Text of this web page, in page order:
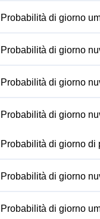
Probabilità di giorno
Probabilità di giorno
Probabilità di giorno
Probabilità di giorno
Probabilità di giorno di
Probabilità di giorno
Probabilità di giorno